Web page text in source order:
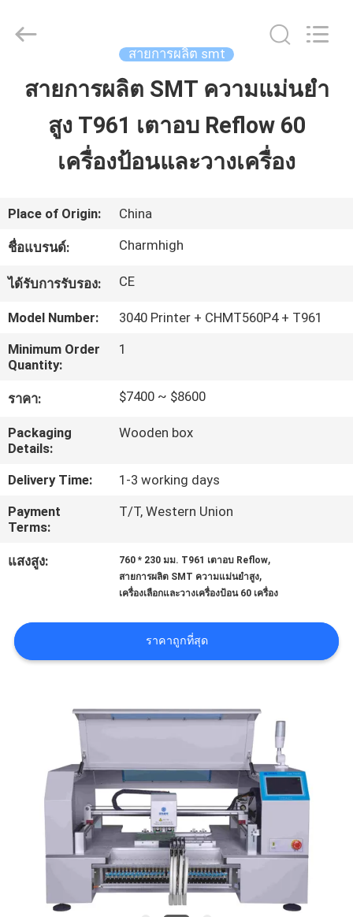
บ้าน
สินค้า
วิดีโอ
เรา
ทัวร์
โรงงาน
ควบคุม
คุณภาพ
ติดต่อ
เรา
SHOPPING
LINE
2026
CHARMHIGH
Reserved.
สายการผลิต smt
สายการผลิต SMT ความแม่นยำ
สูง T961 เตาอบ Reflow 60
เครื่องป้อนและวางเครื่อง
Place of Origin: China
ชื่อแบรนด์: Charmhigh
ได้รับการรับรอง: CE
Model Number:
3040 Printer + CHMT560P4 + T961
Minimum Order
Quantity:
1
ราคา: $7400 ~ $8600
Packaging
Details:
Wooden box
Delivery Time:
1-3 working days
Payment
Terms:
T/T, Western Union
แสงสูง: 760 * 230 มม. T961 เตาอบ Reflow,
สายการผลิต SMT ความแม่นยำสูง,
เครื่องเลือกและวางเครื่องป้อน 60 เครื่อง
ราคาถูกที่สุด